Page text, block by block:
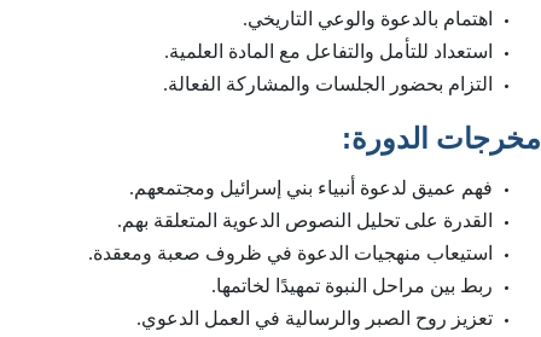
اهتمام بالدعوة والوعي التاريخي.
استعداد للتأمل والتفاعل مع المادة العلمية.
التزام بحضور الجلسات والمشاركة الفعالة.
مخرجات الدورة:
فهم عميق لدعوة أنبياء بني إسرائيل ومجتمعهم.
القدرة على تحليل النصوص الدعوية المتعلقة بهم.
استيعاب منهجيات الدعوة في ظروف صعبة ومعقدة.
ربط بين مراحل النبوة تمهيدًا لخاتمها.
تعزيز روح الصبر والرسالية في العمل الدعوي.